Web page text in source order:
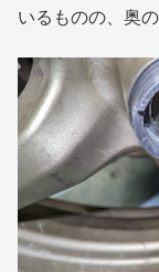
いるものの、奥